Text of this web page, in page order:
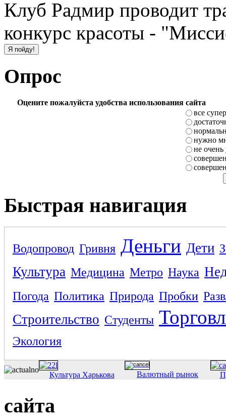
Клуб Радмир проводит
конкурс красоты -
Опрос
Оцените пожалуйста удобства использования сайта
все супер
нужно
не очень
Быстрая навигация
Водопровод Гривня Деньги Дети
Культура Медицина Метро Наука
Погода Политика Природа Пробки
Строительство Студенты
Экология
Культура Харькова Валютный рынок
сайта